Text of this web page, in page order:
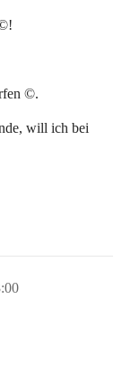
©.
will ich bei